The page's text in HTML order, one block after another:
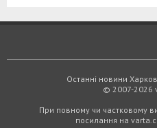
Останні новини
© 2007-2026
При повному чи частковому
посилання на